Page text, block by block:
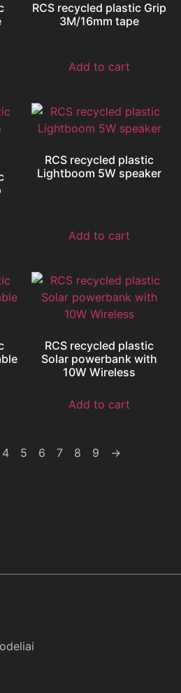
RCS recycled plastic Grip
3M/16mm tape
Add to cart
RCS recycled plastic
Lightboom 5W speaker
Add to cart
RCS recycled plastic
Solar powerbank with
10W Wireless
Add to cart
4 5 6 7 8 9 →